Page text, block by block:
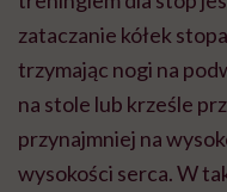
zataczanie kółek
trzymając nogi na
na stole lub krześle
przynajmniej na
wysokości serca. W